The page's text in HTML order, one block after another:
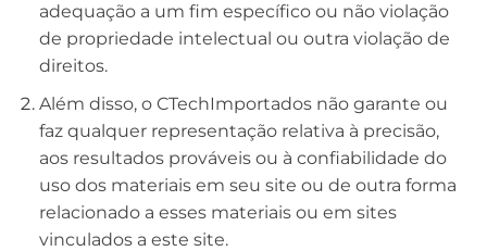
adequação a um fim específico ou não violação
de propriedade intelectual ou outra violação de
direitos.
Além disso, o CTechImportados não garante ou
faz qualquer representação relativa à precisão,
aos resultados prováveis ​​ou à confiabilidade do
uso dos materiais em seu site ou de outra forma
relacionado a esses materiais ou em sites
vinculados a este site.